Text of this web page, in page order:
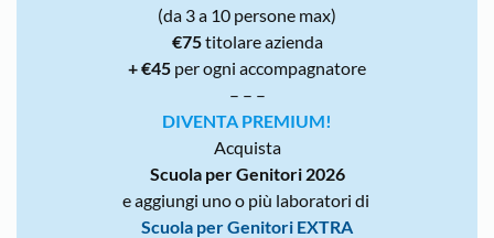
(da 3 a 10 persone max)
€75titolare azienda
+ €45 per ogni accompagnatore
– – –
DIVENTA PREMIUM!
Acquista
Scuola per Genitori 2026
e aggiungi uno o più laboratori di
Scuola per Genitori EXTRA